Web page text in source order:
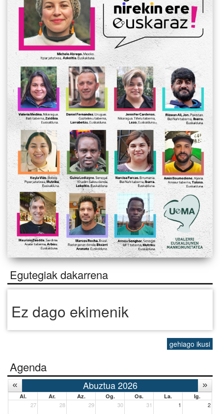
Egutegiak dakarrena
Ez dago ekimenik
gehiago ikusi
Agenda
Abuztua 2026
Al. Ar. Az. Og. Os. La. Ig.
27 28 29 30 31 1 2